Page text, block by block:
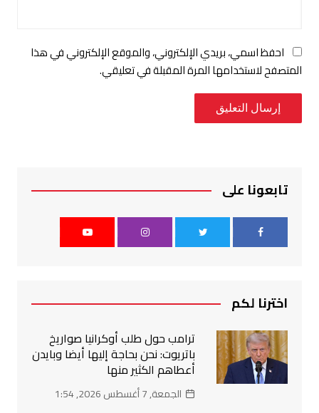
احفظ اسمي، بريدي الإلكتروني، والموقع الإلكتروني في هذا
المتصفح لاستخدامها المرة المقبلة في تعليقي.
تابعونا على
اخترنا لكم
ترامب حول طلب أوكرانيا صواريخ
باتريوت: نحن بحاجة إليها أيضا وبايدن
أعطاهم الكثير منها
الجمعة, 7 أغسطس 2026, 1:54